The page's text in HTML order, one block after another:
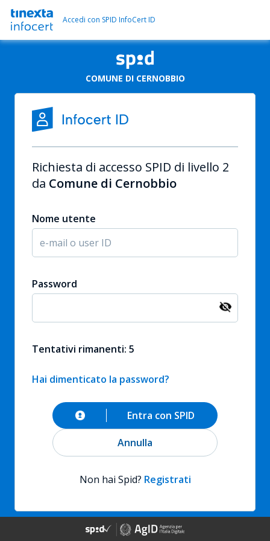
Accedi con SPID InfoCert ID
COMUNE DI CERNOBBIO
Richiesta di accesso SPID di livello 2
da Comune di Cernobbio
Nome utente
Password
Tentativi rimanenti: 5
Hai dimenticato la password?
Annulla
Entra con SPID
Non hai Spid? Registrati